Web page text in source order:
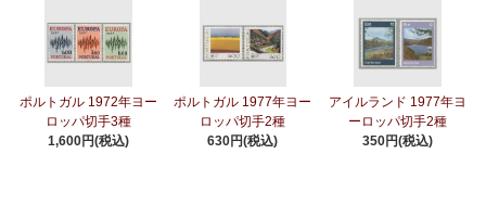
ポルトガル 1972年ヨー
ロッパ切手3種
1,600円(税込)
ポルトガル 1977年ヨー
ロッパ切手2種
630円(税込)
アイルランド 1977年ヨ
ーロッパ切手2種
350円(税込)